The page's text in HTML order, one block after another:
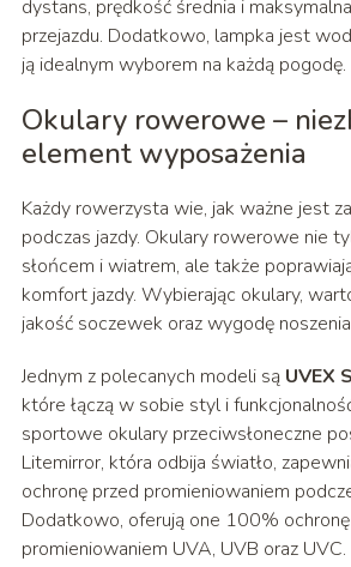
dystans, prędkość średnia i
przejazdu. Dodatkowo, lampka jest
ją idealnym wyborem na każdą pogodę.
Okulary rowerowe –
element wyposażenia
Każdy rowerzysta wie, jak ważne jest
podczas jazdy. Okulary rowerowe nie
słońcem i wiatrem, ale także
komfort jazdy. Wybierając okulary,
jakość soczewek oraz wygodę
Jednym z polecanych modeli są UVEX
które łączą w sobie styl i
sportowe okulary przeciwsłoneczne
Litemirror, która odbija światło,
ochronę przed promieniowaniem
Dodatkowo, oferują one 100%
promieniowaniem UVA, UVB oraz UVC.